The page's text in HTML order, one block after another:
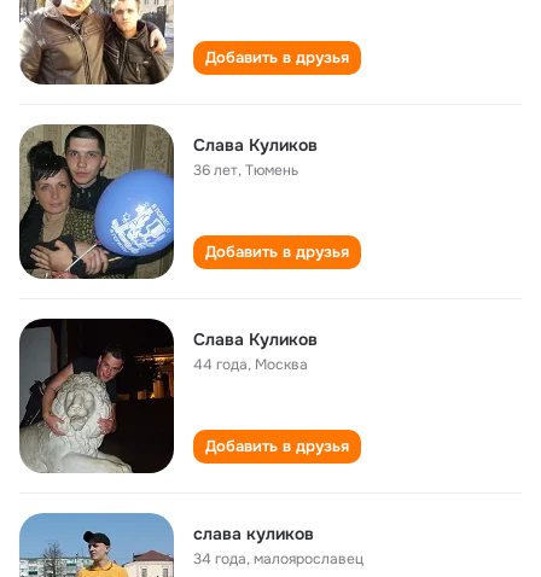
Добавить в друзья
Слава Куликов
36 лет,Тюмень
Добавить в друзья
Слава Куликов
44 года, Москва
Добавить в друзья
слава куликов
34 года,малоярославец